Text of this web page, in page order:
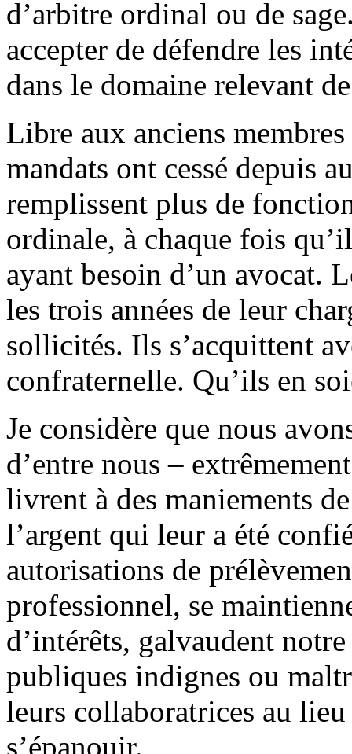
d’arbitre ordinal ou de
accepter de défendre les
dans le domaine relevant
Libre aux anciens
mandats ont cessé depuis
remplissent plus de
ordinale, à chaque fois
ayant besoin d’un avocat.
les trois années de leur
sollicités. Ils s’acquittent
confraternelle. Qu’ils en
Je considère que nous
d’entre nous –
livrent à des maniements
l’argent qui leur a été
autorisations de
professionnel, se
d’intérêts, galvaudent
publiques indignes ou
leurs collaboratrices au
s’épanouir.